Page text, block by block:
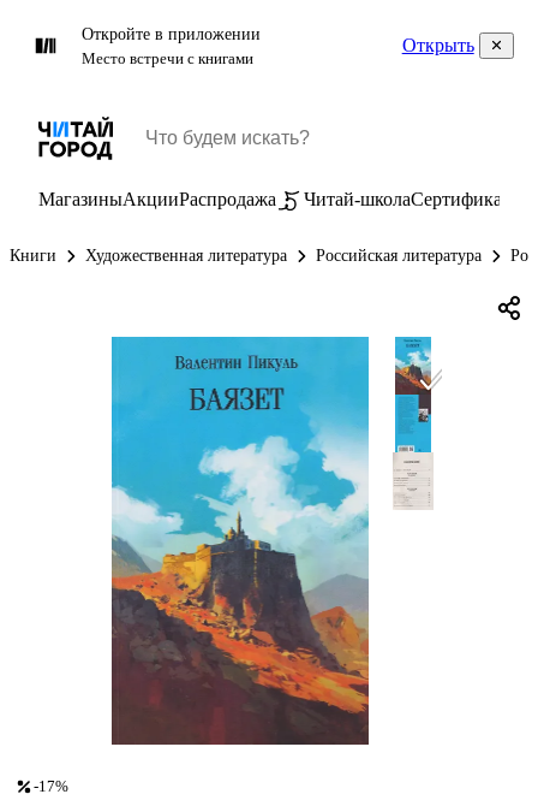
Откройте в приложении
Место встречи с книгами
Открыть
МагазиныАкцииРаспродажа Читай-школаСертификаты
Книги Художественная литература Российская литература
-17%